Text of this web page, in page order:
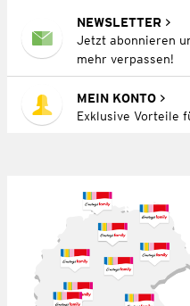
NEWSLETTER
Jetzt abonnieren
mehr verpassen!
MEIN KONTO
Exklusive Vorteile